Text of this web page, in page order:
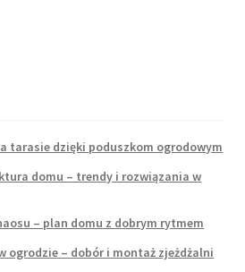
tarasie dzięki poduszkom ogrodowym
domu – trendy i rozwiązania w
– plan domu z dobrym rytmem
ogrodzie – dobór i montaż zjeżdżalni